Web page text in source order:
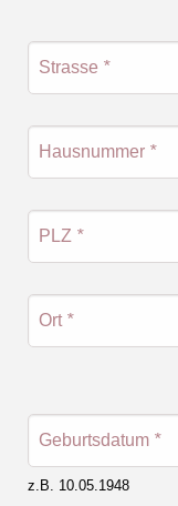
Strasse *
Hausnummer *
PLZ *
Ort *
Geburtsdatum *
z.B. 10.05.1948